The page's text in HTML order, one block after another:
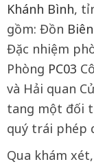
Khánh Bình,
gồm: Đồn
Đặc nhiệm
Phòng PC03
và Hải quan
tang một đối
quý trái phép
Qua khám